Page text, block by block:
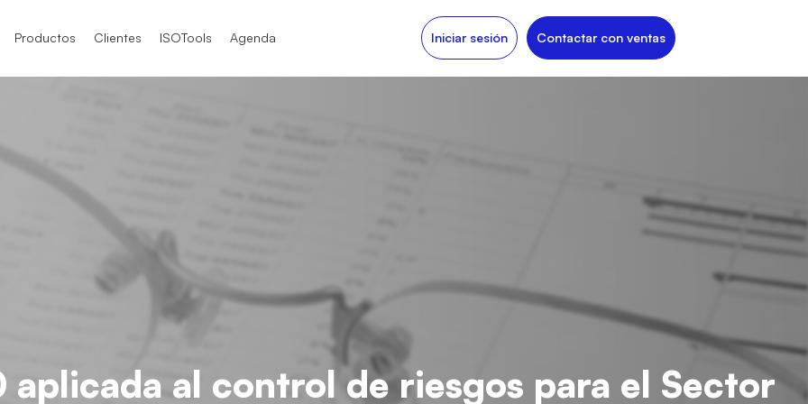
9004
Productos
/ IEC 17025
Clientes ISOTools Agenda Iniciar sesión Contactar con ventas
aplicada al control de riesgos para el Sector